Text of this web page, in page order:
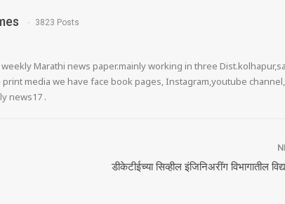
3823 Posts
Marathi news paper.mainly working in three
media we have face book pages, Instagram,youtube
news17 .
डीकेटीईच्या सिव्हील इंजिनिअरींग विभागातील